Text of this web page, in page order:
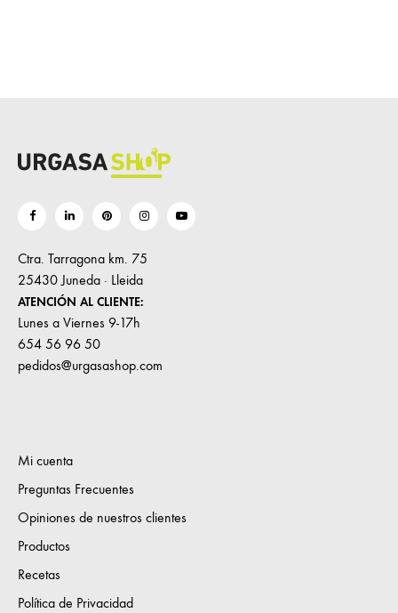
Ctra. Tarragona km. 75
25430 Juneda · Lleida
ATENCIÓN AL CLIENTE:
Lunes a Viernes 9-17h
654 56 96 50
pedidos@urgasashop.com
Mi cuenta
Preguntas Frecuentes
Opiniones de nuestros clientes
Productos
Recetas
Política de Privacidad